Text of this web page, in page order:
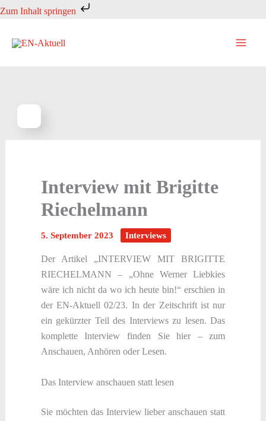
Zum Inhalt springen
Zum
springen
Interview mit Brigitte
Riechelmann
5. September 2023 Interviews
Der Artikel „INTERVIEW MIT BRIGITTE
RIECHELMANN – „Ohne Werner Liebkies
wäre ich nicht da wo ich heute bin!“ erschien in
der EN-Aktuell 02/23. In der Zeitschrift ist nur
ein gekürzter Teil des Interviews zu lesen. Das
komplette Interview finden Sie hier – zum
Anschauen, Anhören oder Lesen.
Das Interview anschauen statt lesen
Sie möchten das Interview lieber anschauen statt